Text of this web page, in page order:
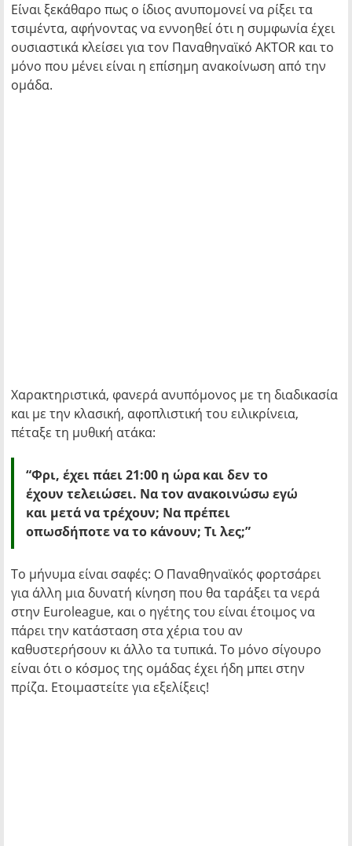
Είναι ξεκάθαρο πως ο ίδιος ανυπομονεί να ρίξει τα
τσιμέντα, αφήνοντας να εννοηθεί ότι η συμφωνία έχει
ουσιαστικά κλείσει για τον Παναθηναϊκό AKTOR και το
μόνο που μένει είναι η επίσημη ανακοίνωση από την
ομάδα.
Χαρακτηριστικά, φανερά ανυπόμονος με τη διαδικασία
και με την κλασική, αφοπλιστική του ειλικρίνεια,
πέταξε τη μυθική ατάκα:
“Φρι, έχει πάει 21:00 η ώρα και δεν το
έχουν τελειώσει. Να τον ανακοινώσω εγώ
και μετά να τρέχουν; Να πρέπει
οπωσδήποτε να το κάνουν; Τι λες;”
Το μήνυμα είναι σαφές: Ο Παναθηναϊκός φορτσάρει
για άλλη μια δυνατή κίνηση που θα ταράξει τα νερά
στην Euroleague, και ο ηγέτης του είναι έτοιμος να
πάρει την κατάσταση στα χέρια του αν
καθυστερήσουν κι άλλο τα τυπικά. Το μόνο σίγουρο
είναι ότι ο κόσμος της ομάδας έχει ήδη μπει στην
πρίζα. Ετοιμαστείτε για εξελίξεις!